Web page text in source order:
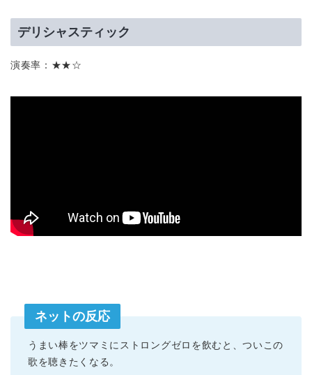
デリシャスティック
演奏率：★★☆
ネットの反応
うまい棒をツマミにストロングゼロを飲むと、ついこの
歌を聴きたくなる。